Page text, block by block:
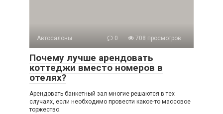
Автосалоны 0 708 просмотров
Почему лучше арендовать
коттеджи вместо номеров в
отелях?
Арендовать банкетный зал многие решаются в тех
случаях, если необходимо провести какое-то массовое
торжество.